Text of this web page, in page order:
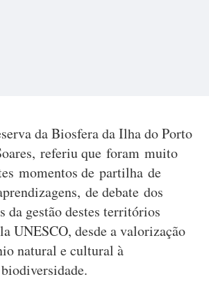
da Biosfera da Ilha do Porto
referiu que foram muito
momentos de partilha de
de debate dos
da gestão destes territórios
UNESCO, desde a valorização
natural e cultural à